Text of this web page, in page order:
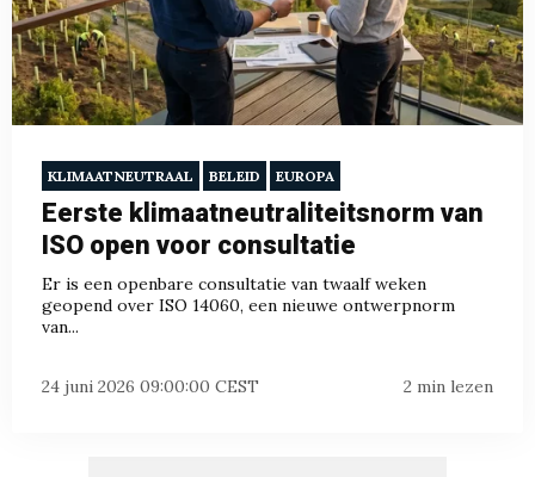
KLIMAATNEUTRAAL BELEID EUROPA
Eerste klimaatneutraliteitsnorm van
ISO open voor consultatie
Er is een openbare consultatie van twaalf weken
geopend over ISO 14060, een nieuwe ontwerpnorm
van...
24 juni 2026 09:00:00 CEST 2 min lezen